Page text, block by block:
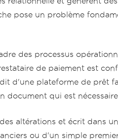
pose un problème
des processus
de paiement est
d'une plateforme de prêt
qui est
altérations et écrit dans
ou d'un simple